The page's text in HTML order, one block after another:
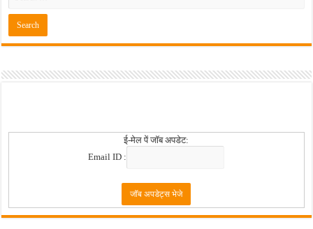
ई-मेल पें जॉब अपडेट:
Email ID :